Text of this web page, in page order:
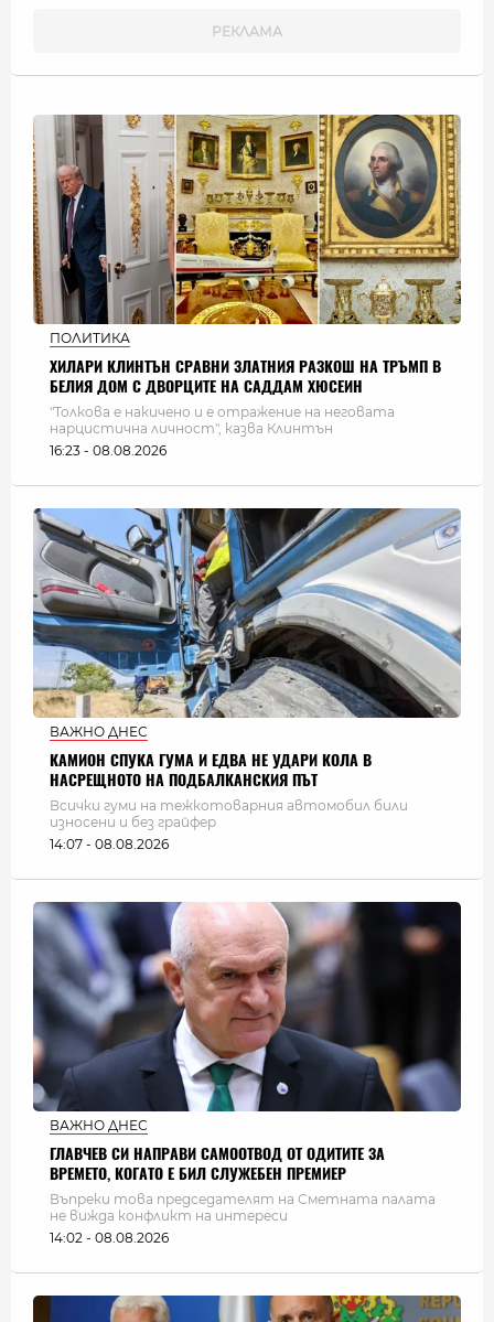
ПОЛИТИКА
ХИЛАРИ КЛИНТЪН СРАВНИ ЗЛАТНИЯ РАЗКОШ НА ТРЪМП В
БЕЛИЯ ДОМ С ДВОРЦИТЕ НА САДДАМ ХЮСЕИН
"Толкова е накичено и е отражение на неговата
нарцистична личност", казва Клинтън
16:23 - 08.08.2026
ВАЖНО ДНЕС
КАМИОН СПУКА ГУМА И ЕДВА НЕ УДАРИ КОЛА В
НАСРЕЩНОТО НА ПОДБАЛКАНСКИЯ ПЪТ
Всички гуми на тежкотоварния автомобил били
износени и без грайфер
14:07 - 08.08.2026
ВАЖНО ДНЕС
ГЛАВЧЕВ СИ НАПРАВИ САМООТВОД ОТ ОДИТИТЕ ЗА
ВРЕМЕТО, КОГАТО Е БИЛ СЛУЖЕБЕН ПРЕМИЕР
Въпреки това председателят на Сметната палата
не вижда конфликт на интереси
14:02 - 08.08.2026